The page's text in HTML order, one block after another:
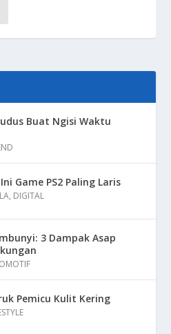
Buat Ngisi Waktu
Game PS2 Paling Laris
, DIGITAL
3 Dampak Asap
Pemicu Kulit Kering